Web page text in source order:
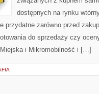
dostępnych na rynku
przydatne zarówno przed
do sprzedaży czy
i Mikromobilność i […]